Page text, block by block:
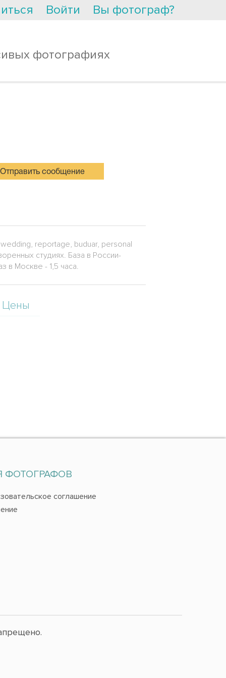
Войти Вы фотограф?
фотографиях
Отправить сообщение
reportage, buduar, personal
студиях. База в России-
в Москве - 1,5 часа.
Цены
ФОТОГРАФОВ
соглашение